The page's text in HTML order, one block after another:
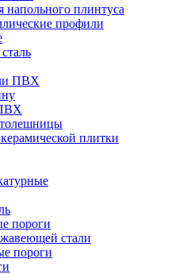
напольного плинтуса
профили
ПВХ
плитки
пороги
стали
пороги